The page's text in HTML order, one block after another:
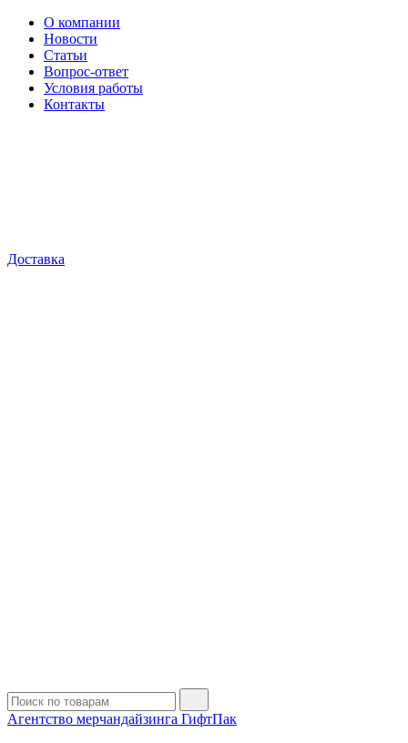
О компании
Новости
Статьи
Вопрос-ответ
Условия работы
Контакты
Доставка
Агентство мерчандайзинга ГифтПак